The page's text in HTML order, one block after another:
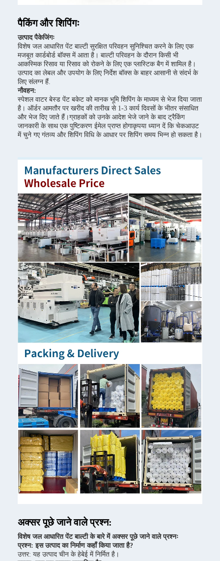
पैकिंग और शिपिंगः
उत्पाद पैकेजिंगः
विशेष जल आधारित पेंट बाल्टी सुरक्षित परिवहन सुनिश्चित करने के लिए एक
मजबूत कार्डबोर्ड बॉक्स में आता है। बाल्टी परिवहन के दौरान किसी भी
आकस्मिक रिसाव या रिसाव को रोकने के लिए एक प्लास्टिक बैग में शामिल है।
उत्पाद का लेबल और उपयोग के लिए निर्देश बॉक्स के बाहर आसानी से संदर्भ के
लिए संलग्न हैं.
नौवहन:
स्पेशल वाटर बेस्ड पेंट बकेट को मानक भूमि शिपिंग के माध्यम से भेज दिया जाता
है। ऑर्डर आमतौर पर खरीद की तारीख से 1-3 कार्य दिवसों के भीतर संसाधित
और भेज दिए जाते हैं।ग्राहकों को उनके आदेश भेजे जाने के बाद ट्रैकिंग
जानकारी के साथ एक पुष्टिकरण ईमेल प्राप्त होगाकृपया ध्यान दें कि चेकआउट
में चुने गए गंतव्य और शिपिंग विधि के आधार पर शिपिंग समय भिन्न हो सकता है।
अक्सर पूछे जाने वाले प्रश्न:
विशेष जल आधारित पेंट बाल्टी के बारे में अक्सर पूछे जाने वाले प्रश्नः
प्रश्न: इस उत्पाद का निर्माण कहाँ किया जाता है?
उत्तर: यह उत्पाद चीन के हेबेई में निर्मित है।